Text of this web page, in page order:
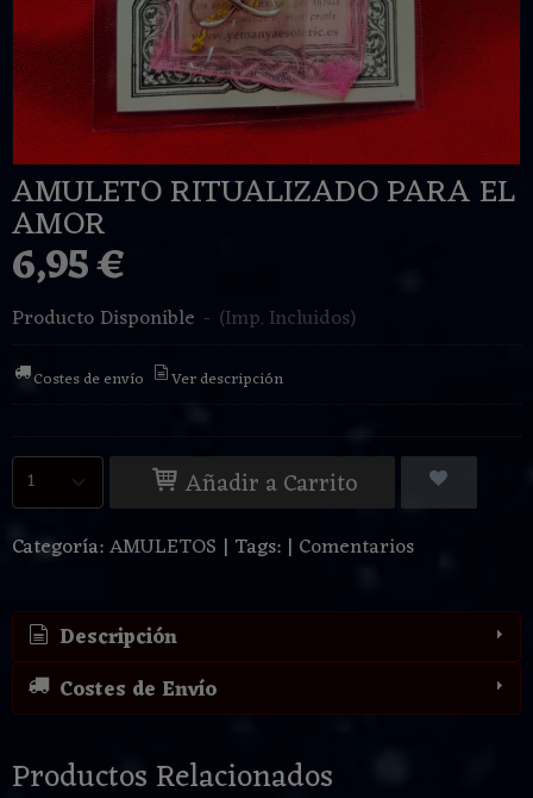
AMULETO RITUALIZADO PARA EL
AMOR
6,95 €
Producto Disponible - (Imp. Incluidos)
Costes de envío Ver descripción
Añadir a Carrito
Categoría:AMULETOS | Tags: | Comentarios
Descripción
Costes de Envío
Productos Relacionados